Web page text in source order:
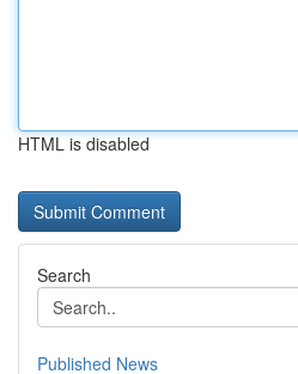
HTML is disabled
Search
Published News